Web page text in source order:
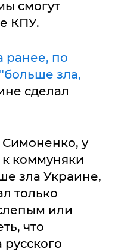
смогут
КПУ.
ранее, по
зла,
сделал
Симоненко, у
коммуняки
зла Украине,
только
или
что